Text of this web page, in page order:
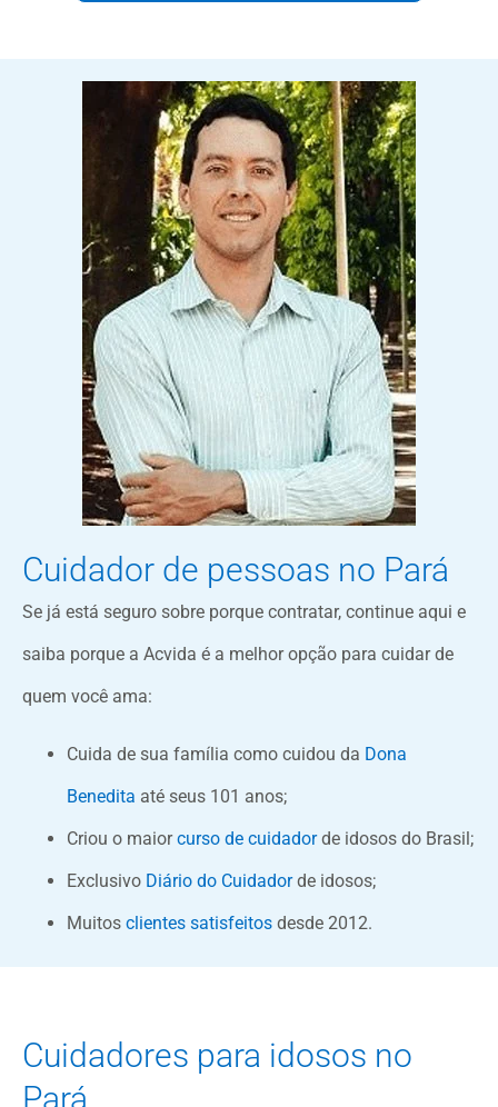
Cuidador de pessoas no Pará
Se já está seguro sobre porque contratar, continue aqui e
saiba porque a Acvida é a melhor opção para cuidar de
quem você ama:
Cuida de sua família como cuidou da Dona
Benedita até seus 101 anos;
Criou o maiorcurso de cuidadorde idosos do Brasil;
Exclusivo Diário do Cuidadorde idosos;
Muitos clientes satisfeitos desde 2012.
Cuidadores para idosos no
Pará